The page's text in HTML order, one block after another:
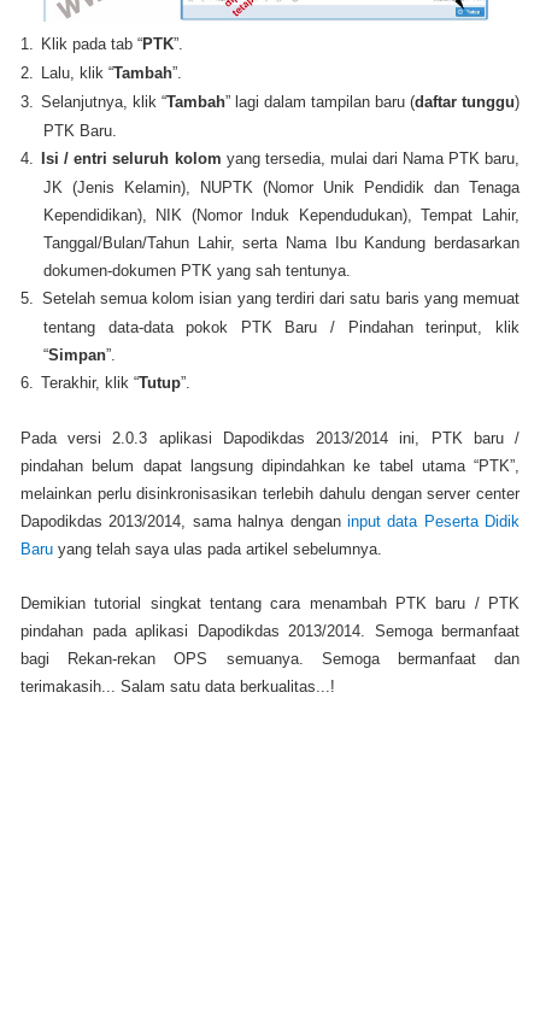
1. Klik pada tab “PTK”.
2.
Lalu, klik “Tambah”.
3.
Selanjutnya, klik “Tambah” lagi dalam tampilan baru (daftar tunggu)
PTK Baru.
4.
Isi / entri seluruh kolom yang tersedia, mulai dari Nama PTK baru,
JK (Jenis Kelamin), NUPTK (Nomor Unik Pendidik dan Tenaga
Kependidikan), NIK (Nomor Induk Kependudukan), Tempat Lahir,
Tanggal/Bulan/Tahun Lahir, serta Nama Ibu Kandung berdasarkan
dokumen-dokumen PTK yang sah tentunya.
5.
Setelah semua kolom isian yang terdiri dari satu baris yang memuat
tentang data-data pokok PTK Baru / Pindahan terinput, klik
“Simpan”.
6.
Terakhir, klik “Tutup”.
Pada versi 2.0.3 aplikasi Dapodikdas 2013/2014 ini, PTK baru /
pindahan belum dapat langsung dipindahkan ke tabel utama “PTK”,
melainkan perlu disinkronisasikan terlebih dahulu dengan server center
Dapodikdas 2013/2014, sama halnya denganinput data Peserta Didik
Baru yang telah saya ulas pada artikel sebelumnya.
Demikian tutorial singkat tentang cara menambah PTK baru / PTK
pindahan pada aplikasi Dapodikdas 2013/2014. Semoga bermanfaat
bagi Rekan-rekan OPS semuanya. Semoga bermanfaat dan
terimakasih... Salam satu data berkualitas...!